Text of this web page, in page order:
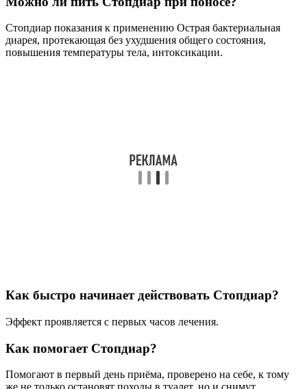
Стопдиар показания к применению Острая бактериальная
диарея, протекающая без ухудшения общего состояния,
повышения температуры тела, интоксикации.
Как быстро начинает действовать Стопдиар?
Эффект проявляется с первых часов лечения.
Как помогает Стопдиар?
Помогают в первый день приёма, проверено на себе, к тому